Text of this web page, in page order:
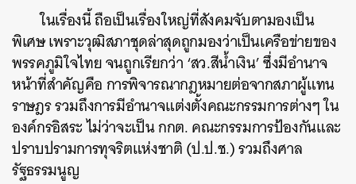
ในเรื่องนี้ ถือเป็นเรื่องใหญ่ที่สังคมจับตามองเป็น
พิเศษ เพราะวุฒิสภาชุดล่าสุดถูกมองว่าเป็นเครือข่ายของ
พรรคภูมิใจไทย จนถูกเรียกว่า ‘สว.สีน้ำเงิน’ ซึ่งมีอำนาจ
หน้าที่สำคัญคือ การพิจารณากฎหมายต่อจากสภาผู้แทน
ราษฎร รวมถึงการมีอำนาจแต่งตั้งคณะกรรมการต่างๆ ใน
องค์กรอิสระ ไม่ว่าจะเป็น กกต. คณะกรรมการป้องกันและ
ปราบปรามการทุจริตแห่งชาติ (ป.ป.ช.) รวมถึงศาล
รัฐธรรมนูญ